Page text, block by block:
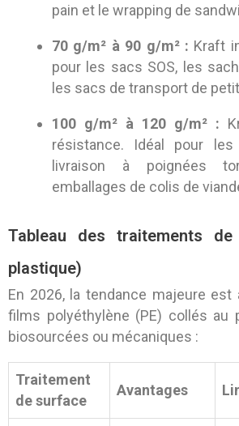
pain et le wrapping de
70 g/m² à 90 g/m² : Kraft
pour les sacs SOS, les
les sacs de transport de
100 g/m² à 120 g/m² :
résistance. Idéal pour
livraison à poignées
emballages de colis de
Tableau des traitements
plastique)
En 2026, la tendance majeure est
films polyéthylène (PE) collés au
biosourcées ou mécaniques :
Traitement
de surface
Avantages